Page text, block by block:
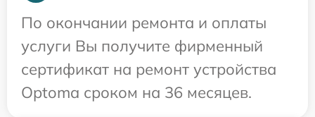
По окончании ремонта и оплаты
услуги Вы получите фирменный
сертификат на ремонт устройства
Optoma сроком на 36 месяцев.